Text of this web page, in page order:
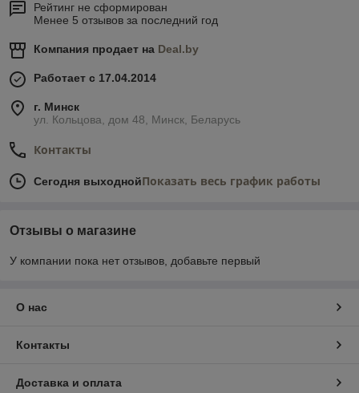
Рейтинг не сформирован
Менее 5 отзывов за последний год
Компания продает на Deal.by
Работает с 17.04.2014
г. Минск
ул. Кольцова, дом 48, Минск, Беларусь
Контакты
Сегодня выходнойПоказать весь график работы
Отзывы о магазине
У компании пока нет отзывов, добавьте первый
О нас
Контакты
Доставка и оплата